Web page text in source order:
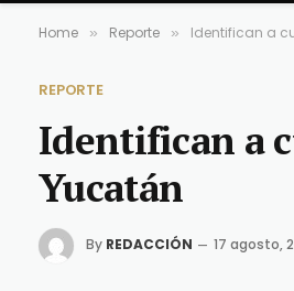
Home » Reporte » Identifican a
REPORTE
Identifican a
Yucatán
By REDACCIÓN 17 agosto,